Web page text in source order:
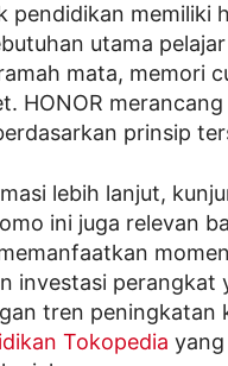
pendidikan memiliki
utama
mata, memori
HONOR
prinsip
lebih lanjut,
ini juga relevan
investasi perangkat
tren peningkatan
Tokopedia yang